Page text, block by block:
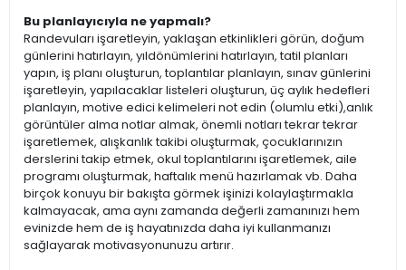
Bu planlayıcıyla ne yapmalı?
Randevuları işaretleyin, yaklaşan etkinlikleri görün, doğum
günlerini hatırlayın, yıldönümlerini hatırlayın, tatil planları
yapın, iş planı oluşturun, toplantılar planlayın, sınav günlerini
işaretleyin, yapılacaklar listeleri oluşturun, üç aylık hedefleri
planlayın, motive edici kelimeleri not edin (olumlu etki),anlık
görüntüler alma notlar almak, önemli notları tekrar tekrar
işaretlemek, alışkanlık takibi oluşturmak, çocuklarınızın
derslerini takip etmek, okul toplantılarını işaretlemek, aile
programı oluşturmak, haftalık menü hazırlamak vb. Daha
birçok konuyu bir bakışta görmek işinizi kolaylaştırmakla
kalmayacak, ama aynı zamanda değerli zamanınızı hem
evinizde hem de iş hayatınızda daha iyi kullanmanızı
sağlayarak motivasyonunuzu artırır.